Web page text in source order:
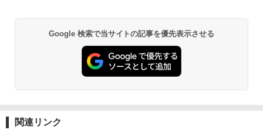
Google 検索で当サイトの記事を優先表示させる
関連リンク